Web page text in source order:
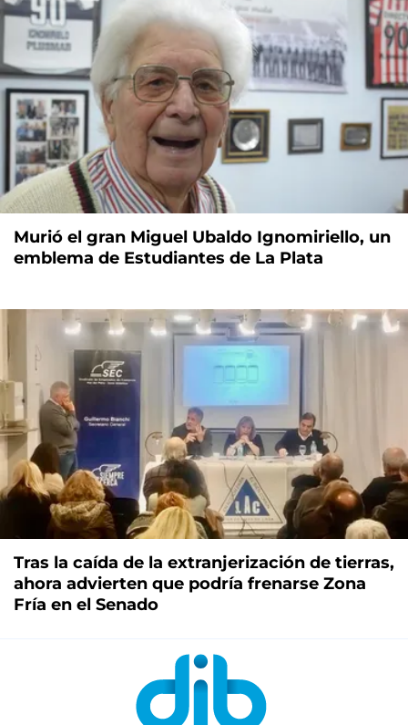
Murió el gran Miguel Ubaldo Ignomiriello, un
emblema de Estudiantes de La Plata
Tras la caída de la extranjerización de tierras,
ahora advierten que podría frenarse Zona
Fría en el Senado